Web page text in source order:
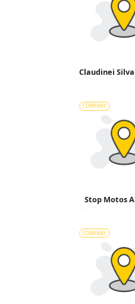
COMPANY
Stop Motos
COMPANY